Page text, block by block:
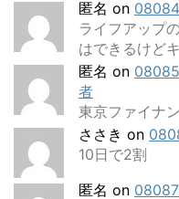
匿名 on
ライフアップ
はできるけど
匿名 on
者
東京ファイナ
ささき on
10日で2割
匿名 on